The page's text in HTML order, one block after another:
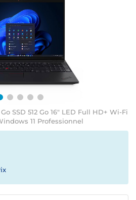
SSD 512 Go 16" LED Full HD+ Wi-Fi
11 Professionnel